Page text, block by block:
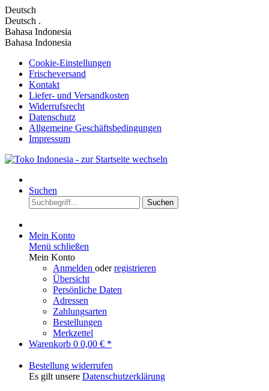
Deutsch
Deutsch .
Bahasa Indonesia
Bahasa Indonesia
Cookie-Einstellungen
Frischeversand
Kontakt
Liefer- und Versandkosten
Widerrufsrecht
Datenschutz
Allgemeine Geschäftsbedingungen
Impressum
Suchen
Suchen
Mein Konto
Menü schließen
Mein Konto
Anmelden oderregistrieren
Übersicht
Persönliche Daten
Adressen
Zahlungsarten
Bestellungen
Merkzettel
Warenkorb 0 0,00 € *
Bestellung widerrufen
Es gilt unsere Datenschutzerklärung